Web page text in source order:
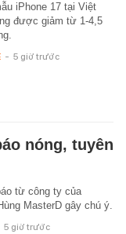
iPhone 17 tại Việt
được giảm từ 1-4,5
- 5 giờ trước
nóng, tuyên
từ công ty của
MasterD gây chú ý.
5 giờ trước